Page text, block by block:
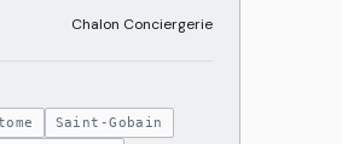
Chalon Conciergerie
Saint-Gobain